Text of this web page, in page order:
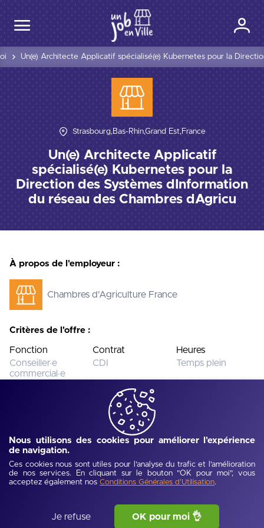
Nous utilisons des cookies pour améliorer l'expérience
de navigation.
Ces cookies nous sont utiles pour l'analyse du trafic et l'amélioration
de nos services. En cliquant sur le bouton "OK pour moi", vous
acceptez également nos Conditions Générales d'Utilisation.
Je refuse OK pour moi 👌
Un(e) Architecte Applicatif spécialisé(e) Kubernetes pour la
Strasbourg,Bas-Rhin,Grand Est,France
Un(e) Architecte Applicatif
spécialisé(e) Kubernetes pour la
Direction des Systèmes dInformation
du réseau des Chambres dAgricu
À propos de l'employeur :
Chambres d'Agriculture France
Critères de l'offre :
Fonction
Conseiller·e
commercial·e
Contrat
CDI
Heures
Temps plein
Expérience
Confirmé(e) (> 5
Cette offre n’est plus disponible. Voir toutes les offres
UJEV6a31652a505a7 Publié :15/07/2026